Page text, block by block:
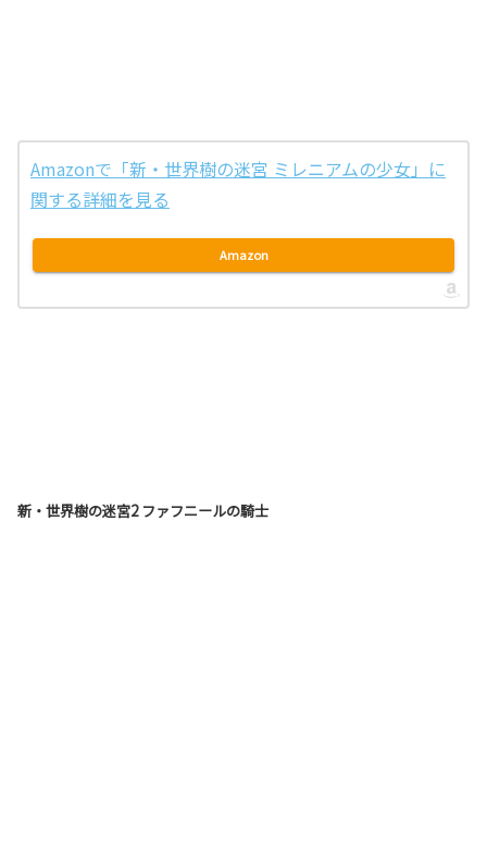
Amazonで「新・世界樹の迷宮 ミレニアムの少女」に
関する詳細を見る
Amazon
新・世界樹の迷宮2 ファフニールの騎士